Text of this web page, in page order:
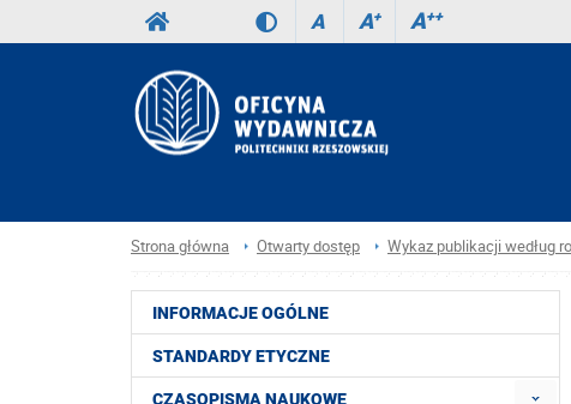
A A+ A++
Strona główna Otwarty dostęp Wykaz publikacji według
INFORMACJE OGÓLNE
STANDARDY ETYCZNE
CZASOPISMA NAUKOWE